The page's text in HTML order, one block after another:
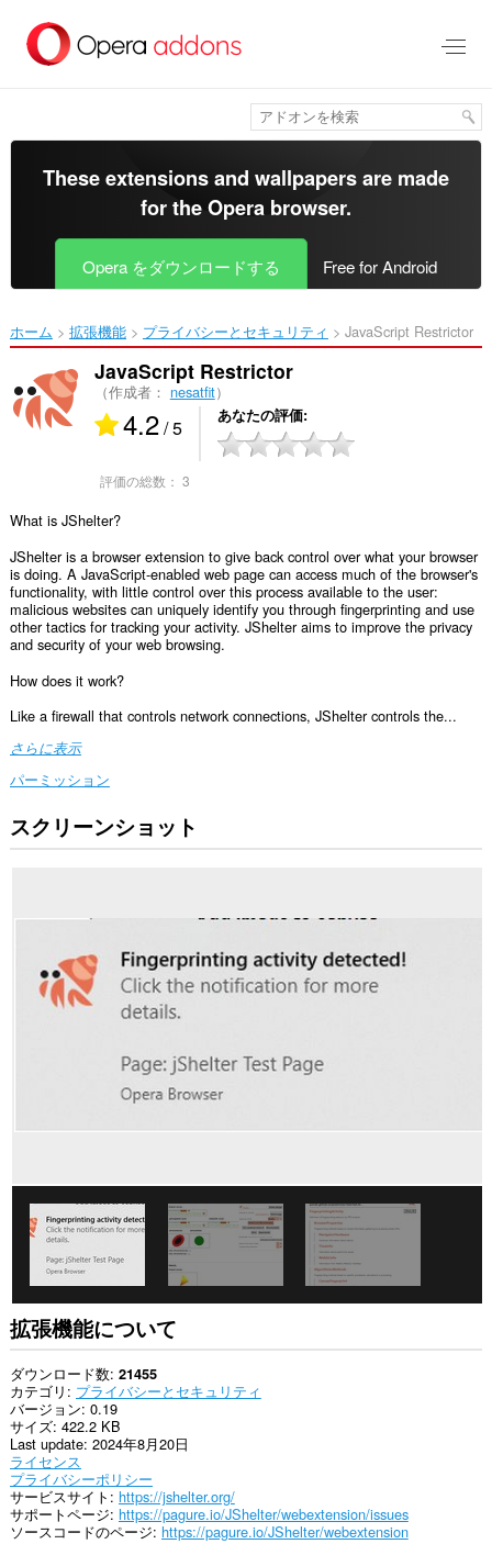
メ
ツ
移
These extensions and wallpapers are made
for theOpera browser.
Opera をダウンロードする Free for Android
ホーム 拡張機能 プライバシーとセキュリティ JavaScript Restrictor‎
JavaScript Restrictor
（作成者： nesatfit）
4.2/ 5 あなたの評価
評価の総数： 3
What is JShelter?
JShelter is a browser extension to give back control over what your browser
is doing. A JavaScript-enabled web page can access much of the browser's
functionality, with little control over this process available to the user:
malicious websites can uniquely identify you through fingerprinting and use
other tactics for tracking your activity. JShelter aims to improve the privacy
and security of your web browsing.
How does it work?
Like a firewall that controls network connections, JShelter controls the...
さらに表示
パーミッション
こ
の
す。
This
extension
can
clear
recent
browsing
history,
cookies,
downloads,
passwords
and
related
data.
スクリーンショット
拡張機能について
ダウンロード数 21455
カテゴリ
プライバシーとセキュリティ
バージョン 0.19
サイズ 422.2 KB
Last update 2024年8月20日
ライセンス
プライバシーポリシー
サービスサイト https://jshelter.org/
サポートページ https://pagure.io/JShelter/webextension/issues
ソースコードのページ https://pagure.io/JShelter/webextension